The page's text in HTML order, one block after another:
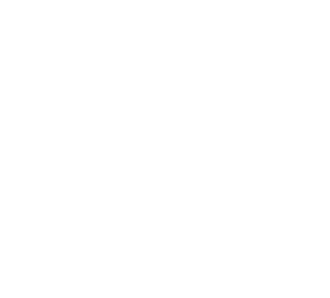
щековые
роторные
ковши барабанные
ковши вальцовые
ковши для фронтальных погрузчиков
асфальта